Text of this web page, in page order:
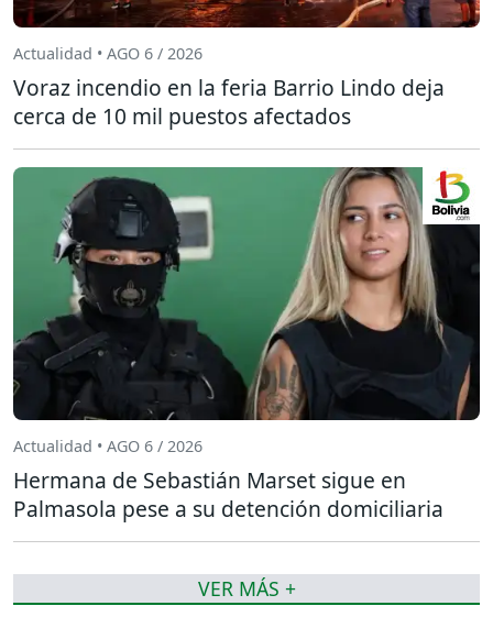
Actualidad • AGO 6 / 2026
Voraz incendio en la feria Barrio Lindo deja
cerca de 10 mil puestos afectados
Actualidad • AGO 6 / 2026
Hermana de Sebastián Marset sigue en
Palmasola pese a su detención domiciliaria
VER MÁS +